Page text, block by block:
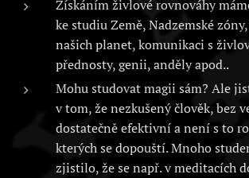
Získáním živlové rovnováhy
ke studiu Země, Nadzemské
našich planet, komunikaci s
přednosty, genii, anděly apod..
Mohu studovat magii sám? Ale
v tom, že nezkušený člověk, bez
dostatečně efektivní a není s to
kterých se dopouští. Mnoho
zjistilo, že se např. v meditacích